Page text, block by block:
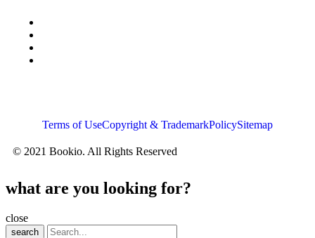
Terms of UseCopyright & TrademarkPolicySitemap
© 2021 Bookio. All Rights Reserved
what are you looking for?
close
search